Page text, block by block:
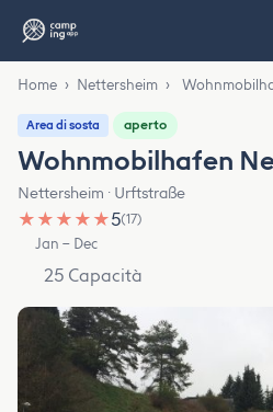
Home › Nettersheim ›
Area di sosta aperto
Wohnmobilhafen
Nettersheim · Urftstraße
★ ★ ★ ★ ★5(17)
Jan – Dec
25 Capacità